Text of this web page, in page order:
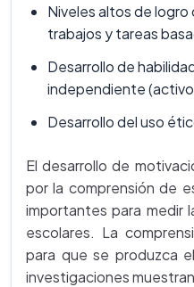
Niveles altos de
trabajos y tareas
Desarrollo de
independiente
Desarrollo del uso
El desarrollo de
por la comprensión de
importantes para medir
escolares. La
para que se produzca
investigaciones